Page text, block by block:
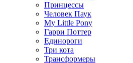
Принцессы
Человек Паук
My Little Pony
Гарри Поттер
Единороги
Три кота
Трансформеры